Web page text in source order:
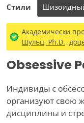
Стили
Академически
Шульц, Ph.D.,
Obsessive
Индивиды с
организуют свою
дисциплины и